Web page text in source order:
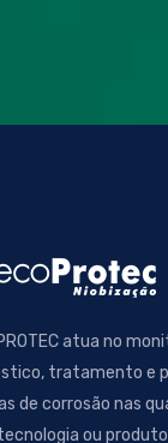
atua no
tratamento e
de corrosão nas
ou